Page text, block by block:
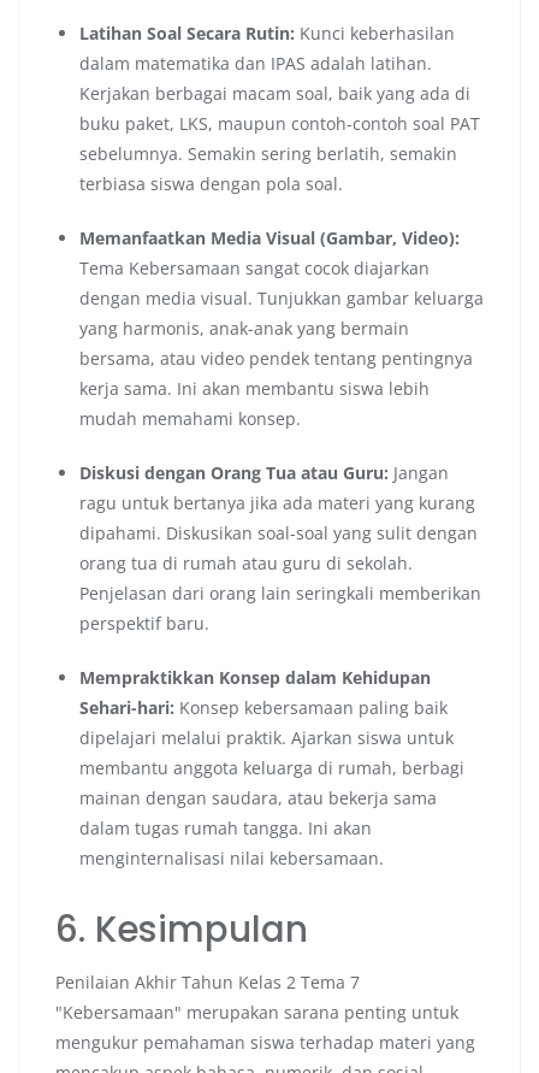
Latihan Soal Secara Rutin: Kunci keberhasilan
dalam matematika dan IPAS adalah latihan.
Kerjakan berbagai macam soal, baik yang ada di
buku paket, LKS, maupun contoh-contoh soal PAT
sebelumnya. Semakin sering berlatih, semakin
terbiasa siswa dengan pola soal.
Memanfaatkan Media Visual (Gambar, Video):
Tema Kebersamaan sangat cocok diajarkan
dengan media visual. Tunjukkan gambar keluarga
yang harmonis, anak-anak yang bermain
bersama, atau video pendek tentang pentingnya
kerja sama. Ini akan membantu siswa lebih
mudah memahami konsep.
Diskusi dengan Orang Tua atau Guru: Jangan
ragu untuk bertanya jika ada materi yang kurang
dipahami. Diskusikan soal-soal yang sulit dengan
orang tua di rumah atau guru di sekolah.
Penjelasan dari orang lain seringkali memberikan
perspektif baru.
Mempraktikkan Konsep dalam Kehidupan
Sehari-hari: Konsep kebersamaan paling baik
dipelajari melalui praktik. Ajarkan siswa untuk
membantu anggota keluarga di rumah, berbagi
mainan dengan saudara, atau bekerja sama
dalam tugas rumah tangga. Ini akan
menginternalisasi nilai kebersamaan.
6. Kesimpulan
Penilaian Akhir Tahun Kelas 2 Tema 7
"Kebersamaan" merupakan sarana penting untuk
mengukur pemahaman siswa terhadap materi yang